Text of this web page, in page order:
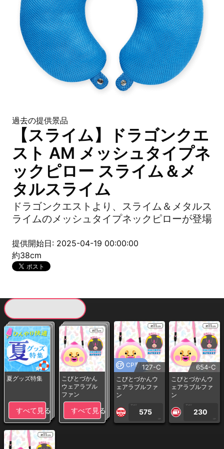
過去の提供景品
【スライム】ドラゴンクエ
スト AM メッシュタイプネ
ックピロー スライム＆メ
タルスライム
ドラゴンクエストより、スライム＆メタルス
ライムのメッシュタイプネックピローが登場
提供開始日: 2025-04-19 00:00:00
約38cm
夏グッズ特集
すべて見る
こびとづかん
ウェアラブル
ファン
すべて見る
CP専用127-C
こびとづかんウ
ェアラブルファ
ン
1PLAY
575
CP
654-C
こびとづかんウ
ェアラブルファ
ン
1PLAY
230
CP